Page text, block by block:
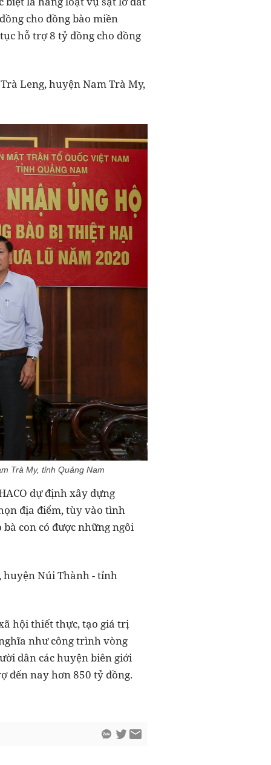
cho đồng bào miền
hỗ trợ 8 tỷ đồng cho đồng
Leng, huyện Nam Trà My,
Trà My, tỉnh Quảng Nam
dự định xây dựng
địa điểm, tùy vào tình
con có được những ngôi
huyện Núi Thành - tỉnh
hội thiết thực, tạo giá trị
như công trình vòng
dân các huyện biên giới
đến nay hơn 850 tỷ đồng.